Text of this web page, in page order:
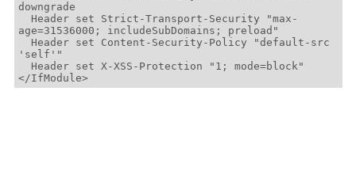
downgrade
age=31536000; includeSubDomains; preload"
'self'"